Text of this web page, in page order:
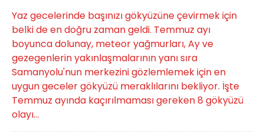
Yaz gecelerinde başınızı gökyüzüne çevirmek için
belki de en doğru zaman geldi. Temmuz ayı
boyunca dolunay, meteor yağmurları, Ay ve
gezegenlerin yakınlaşmalarının yanı sıra
Samanyolu'nun merkezini gözlemlemek için en
uygun geceler gökyüzü meraklılarını bekliyor. İşte
Temmuz ayında kaçırılmaması gereken 8 gökyüzü
olayı…